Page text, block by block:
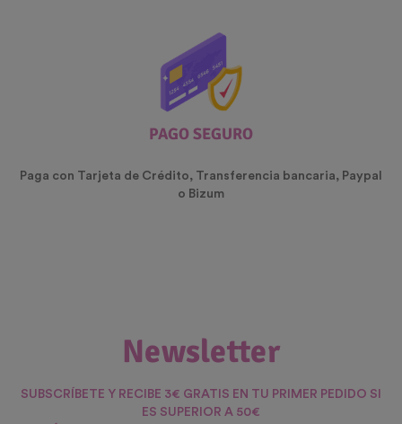
PAGO SEGURO
Paga con Tarjeta de Crédito, Transferencia bancaria, Paypal
o Bizum
Newsletter
SUBSCRÍBETE Y RECIBE 3€ GRATIS EN TU PRIMER PEDIDO SI
ES SUPERIOR A 50€